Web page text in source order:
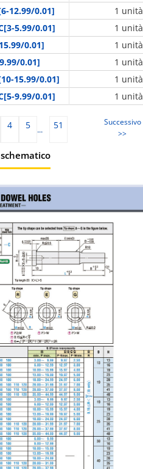
12.99/0.01]
1 unità
5.99/0.01]
1 unità
0.01]
1 unità
0.01]
1 unità
15.99/0.01]
1 unità
9.99/0.01]
1 unità
4 5 ... 51
Successivo
>>